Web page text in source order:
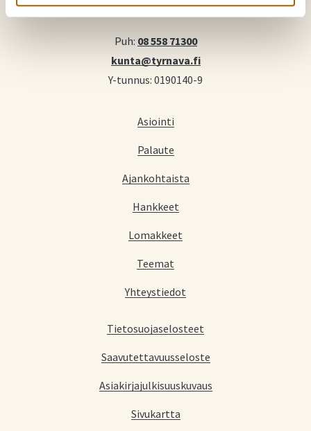
Kunnankuja 4, 91800 Tyrnävä
Puh: 08 558 71300
kunta@tyrnava.fi
Y-tunnus: 0190140-9
Asiointi
Palaute
Ajankohtaista
Hankkeet
Lomakkeet
Teemat
Yhteystiedot
Tietosuojaselosteet
Saavutettavuusseloste
Asiakirjajulkisuuskuvaus
Sivukartta